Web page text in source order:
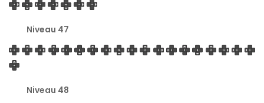
Niveau 47
Niveau 48